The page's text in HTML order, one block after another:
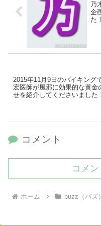
乃
企
た！
2015年11月9日のバイキング
宏医師が風邪に効果的な黄金
せを紹介してくださいました
コメント
コメ
ホーム buzz（バズ）